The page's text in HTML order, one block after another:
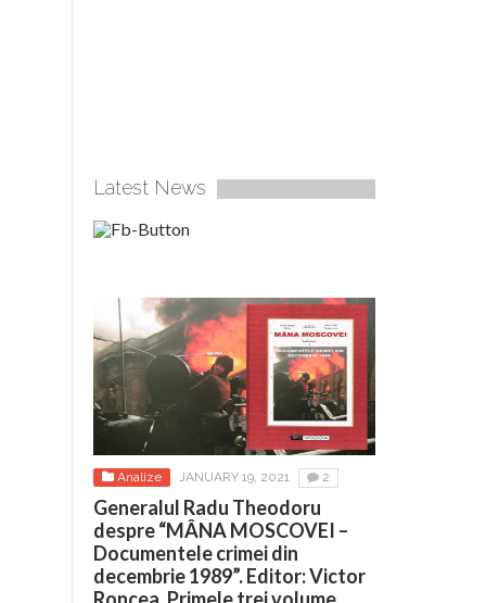
Latest News
Analize JANUARY 19, 2021 2
Generalul Radu Theodoru
despre “MÂNA MOSCOVEI –
Documentele crimei din
decembrie 1989”. Editor: Victor